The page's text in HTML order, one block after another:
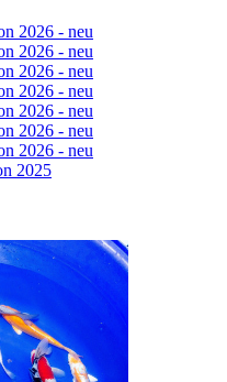
2026 - neu
2026 - neu
2026 - neu
2026 - neu
2026 - neu
2026 - neu
2026 - neu
2025